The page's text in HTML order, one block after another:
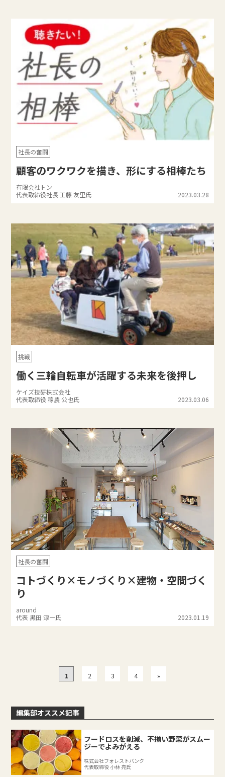
社長の奮闘
顧客のワクワクを描き、形にする相棒たち
有限会社トン
代表取締役社長 工藤 友里氏
2023.03.28
挑戦
働く三輪自転車が活躍する未来を後押し
ケイズ技研株式会社
代表取締役 稼農 公也氏
2023.03.06
社長の奮闘
コトづくり×モノづくり×建物・空間づく
り
around
代表 黒田 淳一氏
2023.01.19
1 2 3 4 »
編集部オススメ記事
フードロスを削減、不揃い野菜がスムー
ジーでよみがえる
株式会社フォレストバンク
代表取締役 小林 亮氏